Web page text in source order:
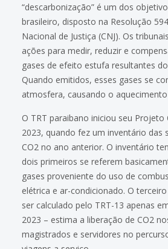
“descarbonização” é um dos
brasileiro, disposto na Resolução
Nacional de Justiça (CNJ). Os
ações para medir, reduzir e
gases de efeito estufa resultantes
Quando emitidos, esses gases se
atmosfera, causando o
O TRT paraibano iniciou seu
2023, quando fez um inventário das
CO2 no ano anterior. O inventário
dois primeiros se referem
gases proveniente do uso de
elétrica e ar-condicionado. O
ser calculado pelo TRT-13 apenas
2023 – estima a liberação de CO2
magistrados e servidores no